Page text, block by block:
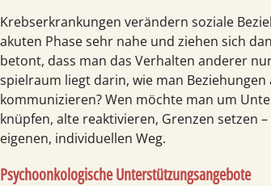
Krebs­erkrankungen verändern soziale
akuten Phase sehr nahe und ziehen sich
betont, dass man das Verhalten anderer
spielraum liegt darin, wie man
kommunizieren? Wen möchte man um
knüpfen, alte reaktivieren, Grenzen setzen –
eigenen, individuellen Weg.
Psychoonkologische Unterstützungsangebote